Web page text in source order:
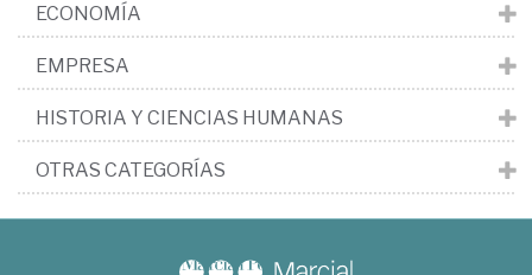
ECONOMÍA
EMPRESA
HISTORIA Y CIENCIAS HUMANAS
OTRAS CATEGORÍAS